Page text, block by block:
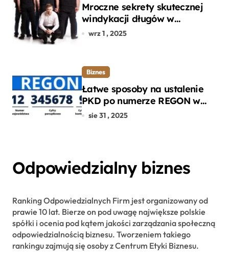
Mroczne sekrety skutecznej
windykacji długów w
departamencie windykacji
wrz 1 , 2025
Biznes
Łatwe sposoby na ustalenie
PKD po numerze REGON w
kilku prostych krokach
sie 31 , 2025
Odpowiedzialny biznes
Ranking Odpowiedzialnych Firm jest organizowany od
prawie 10 lat. Bierze on pod uwagę największe polskie
spółki i ocenia pod kątem jakości zarządzania społeczną
odpowiedzialnością biznesu. Tworzeniem takiego
rankingu zajmują się osoby z Centrum Etyki Biznesu.